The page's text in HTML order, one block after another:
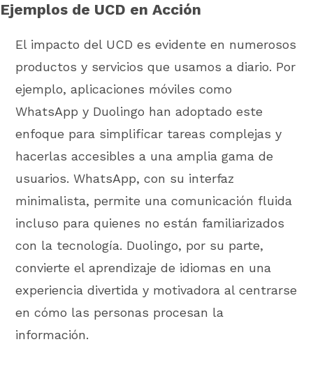
Ejemplos de UCD en Acción
El impacto del UCD es evidente en numerosos
productos y servicios que usamos a diario. Por
ejemplo, aplicaciones móviles como
WhatsApp y Duolingo han adoptado este
enfoque para simplificar tareas complejas y
hacerlas accesibles a una amplia gama de
usuarios. WhatsApp, con su interfaz
minimalista, permite una comunicación fluida
incluso para quienes no están familiarizados
con la tecnología. Duolingo, por su parte,
convierte el aprendizaje de idiomas en una
experiencia divertida y motivadora al centrarse
en cómo las personas procesan la
información.